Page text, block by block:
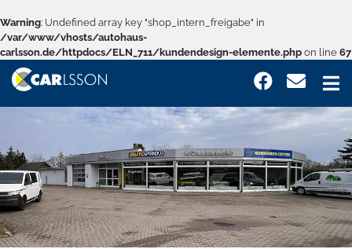
Warning: Undefined array key "shop_intern_freigabe" in
/var/www/vhosts/autohaus-
carlsson.de/httpdocs/ELN_711/kundendesign-elemente.php on line 67